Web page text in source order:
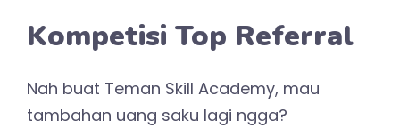
Kompetisi Top Referral
Nah buat Teman Skill Academy, mau
tambahan uang saku lagi ngga?